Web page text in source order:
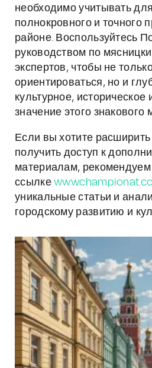
необходимо учитывать
полнокровного и точного
районе. Воспользуйтесь
руководством по
экспертов, чтобы не
ориентироваться, но и
культурное,
значение этого знакового
Если вы хотите
получить доступ к
материалам, рекомендуем
ссылке
уникальные статьи и
городскому развитию и